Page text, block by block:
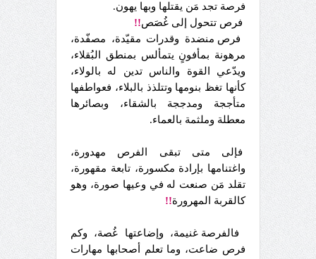
فرصة تجد مَن يقتلها وبها يهون.
فرص تتحول إلى غُصَص!!
فرص منضدة وقدرات مقيّدة، مصفّدة،
مرهونة بمأفونٍ يتمألس بمنطق البُقلاء،
ويدّعي القوة والناس تدين له بالولاء،
كأنها تغظ بنومها وتتلذذ بالبلاء، فعواطفها
متأججة ومدججة بالشقاء، وبصائرها
معطلة وملثمة بالعماء.
فإلى متى تبقى الفرص مهدورة،
واغتنامها بإرادة مكسورة، تابعة مقهورة،
تقلد مَن صنعت له في وعيها صورة، وهو
كالقربة المهرورة!!
فالفرصة غنيمة، وإضاعتها غُصة، وكم
فرص ضاعت، وما تعلم أصحابها مهارات